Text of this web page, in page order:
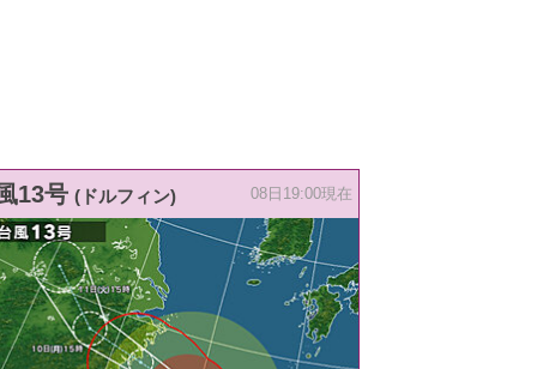
13号 (ドルフィン) 08日19:00現在